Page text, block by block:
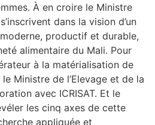
À en croire le Ministre
dans la vision d’un
productif et durable,
alimentaire du Mali. Pour
à la matérialisation de
Ministre de l’Elevage et de la
avec ICRISAT. Et le
les cinq axes de cette
appliquée et